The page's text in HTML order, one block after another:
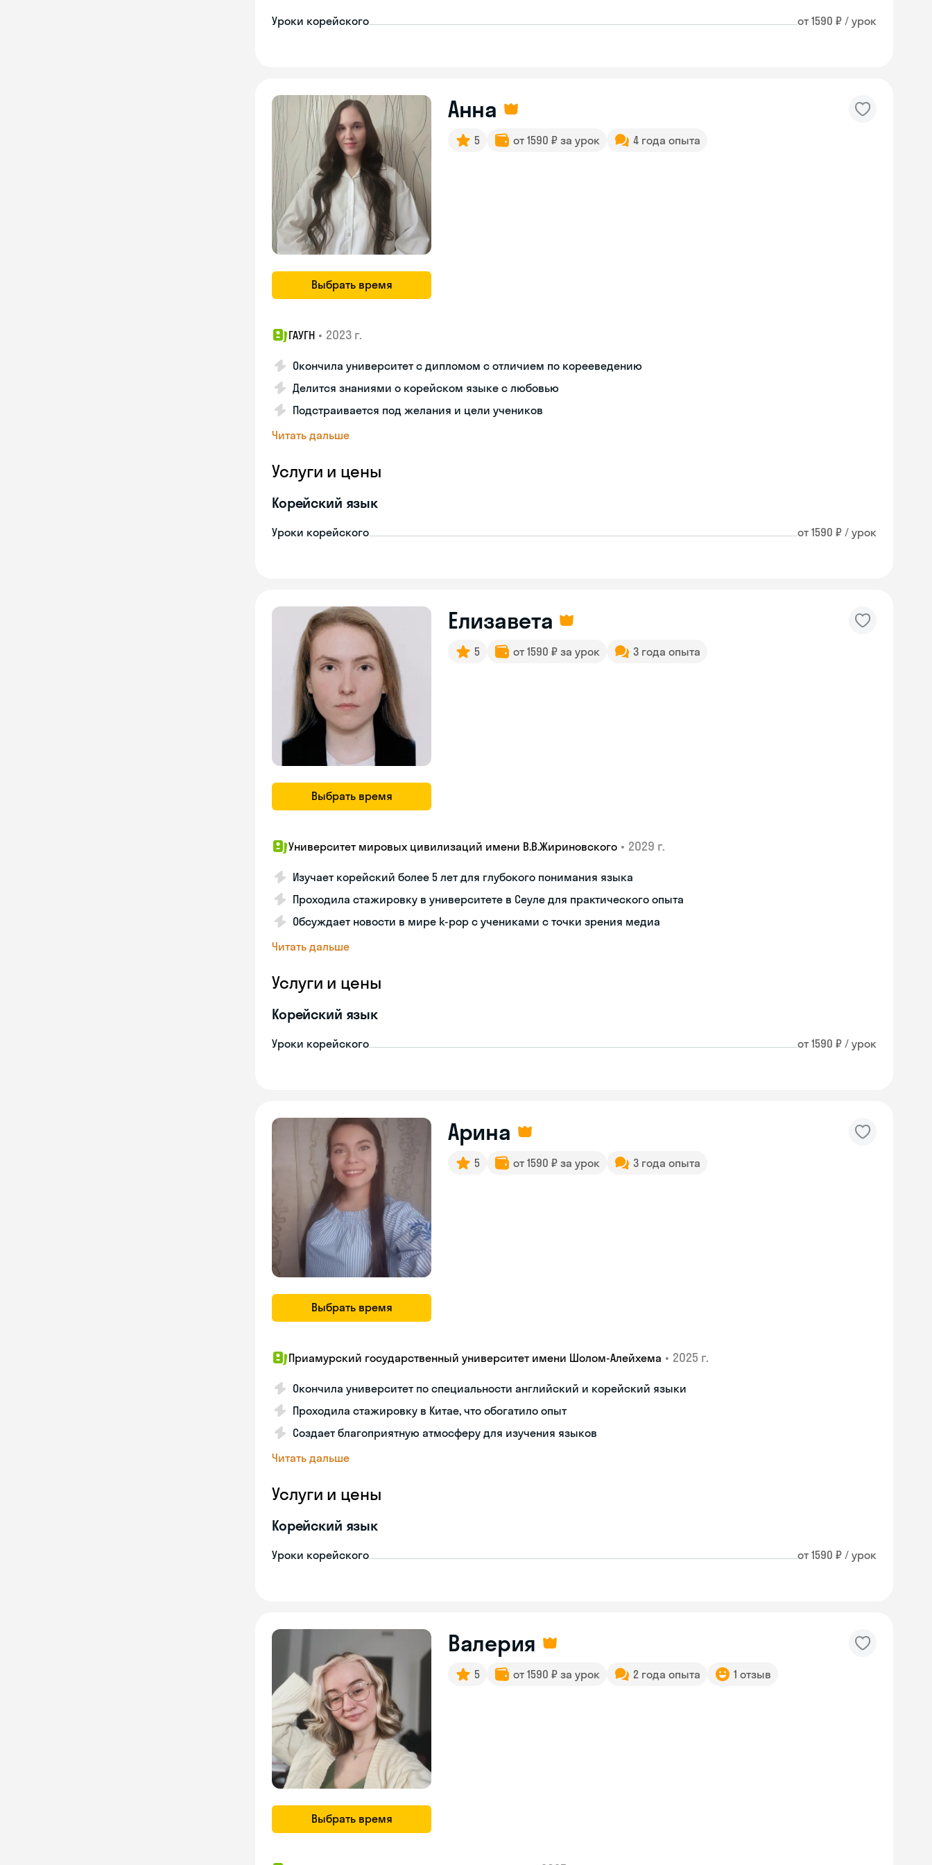
Уроки корейского от 1590 ₽ / урок
Выбрать время
Анна
5 от 1590 ₽ за урок 4 года опыта
ГАУГН • 2023 г.
Окончила университет с дипломом с отличием по корееведению
Делится знаниями о корейском языке с любовью
Подстраивается под желания и цели учеников
Читать дальше
Услуги и цены
Корейский язык
Уроки корейского от 1590 ₽ / урок
Выбрать время
Елизавета
5 от 1590 ₽ за урок 3 года опыта
Университет мировых цивилизаций имени В.В.Жириновского • 2029 г.
Изучает корейский более 5 лет для глубокого понимания языка
Проходила стажировку в университете в Сеуле для практического опыта
Обсуждает новости в мире k-pop с учениками с точки зрения медиа
Читать дальше
Услуги и цены
Корейский язык
Уроки корейского от 1590 ₽ / урок
Выбрать время
Арина
5 от 1590 ₽ за урок 3 года опыта
Приамурский государственный университет имени Шолом-Алейхема • 2025 г.
Окончила университет по специальности английский и корейский языки
Проходила стажировку в Китае, что обогатило опыт
Создает благоприятную атмосферу для изучения языков
Читать дальше
Услуги и цены
Корейский язык
Уроки корейского от 1590 ₽ / урок
Выбрать время
Валерия
5 от 1590 ₽ за урок 2 года опыта 1 отзыв